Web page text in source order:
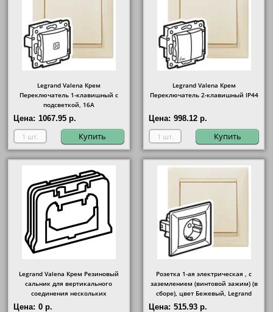
Legrand Valena Крем
Переключатель 1-клавишный с
подсветкой, 16А
Цена: 1067.95 р.
Купить
Legrand Valena Крем
Переключатель 2-клавишный IP44
Цена: 998.12 р.
Купить
Legrand Valena Крем Резиновый
сальник для вертикального
соединения нескольких
подъёмных рамок
Цена: 0 р.
Розетка 1-ая электрическая , с
заземлением (винтовой зажим) (в
сборе), цвет Бежевый, Legrand
Цена: 515.93 р.